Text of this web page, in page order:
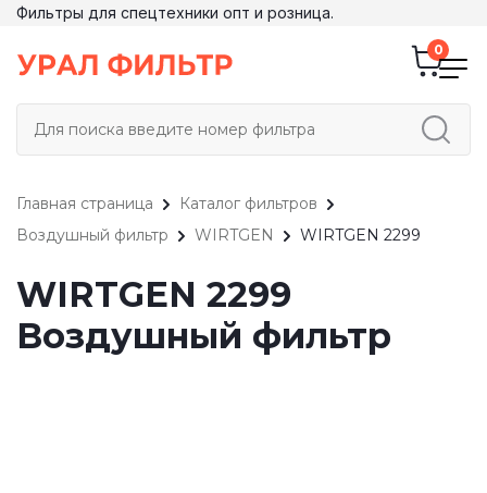
Фильтры для спецтехники опт и розница.
Главная страница
Каталог фильтров
Воздушный фильтр
WIRTGEN WIRTGEN 2299
WIRTGEN 2299
Воздушный фильтр